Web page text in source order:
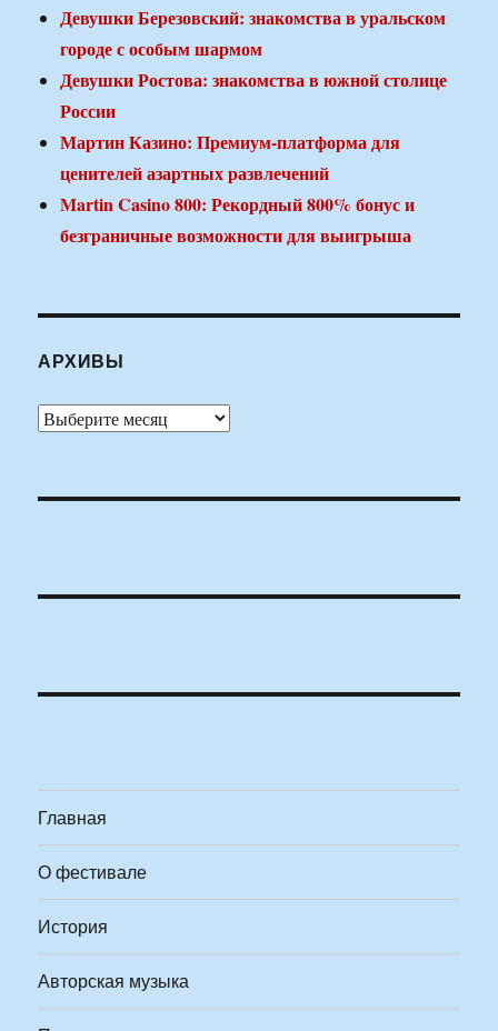
Девушки Березовский: знакомства в уральском
городе с особым шармом
Девушки Ростова: знакомства в южной столице
России
Мартин Казино: Премиум-платформа для
ценителей азартных развлечений
Martin Casino 800: Рекордный 800% бонус и
безграничные возможности для выигрыша
АРХИВЫ
Архивы
Главная
О фестивале
История
Авторская музыка